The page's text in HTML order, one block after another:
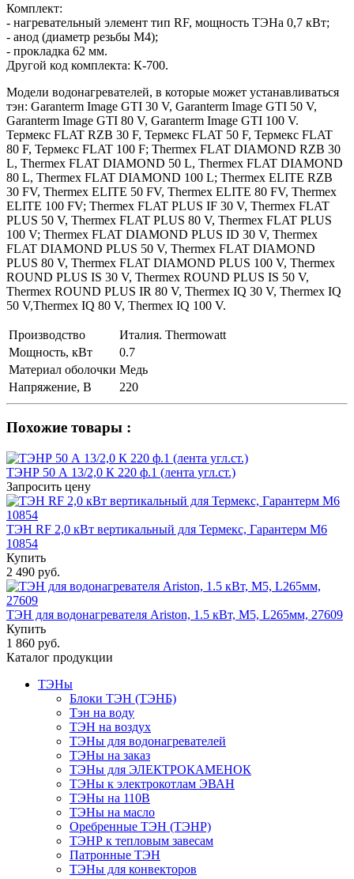
Комплект:
- нагревательный элемент тип RF, мощность ТЭНа 0,7 кВт;
- анод (диаметр резьбы M4);
- прокладка 62 мм.
Другой код комплекта: К-700.
Модели водонагревателей, в которые может устанавливаться
тэн: Garanterm Image GTI 30 V, Garanterm Image GTI 50 V,
Garanterm Image GTI 80 V, Garanterm Image GTI 100 V.
Термекс FLAT RZB 30 F, Термекс FLAT 50 F, Термекс FLAT
80 F, Термекс FLAT 100 F; Thermex FLAT DIAMOND RZB 30
L, Thermex FLAT DIAMOND 50 L, Thermex FLAT DIAMOND
80 L, Thermex FLAT DIAMOND 100 L; Thermex ELITE RZB
30 FV, Thermex ELITE 50 FV, Thermex ELITE 80 FV, Thermex
ELITE 100 FV; Thermex FLAT PLUS IF 30 V, Thermex FLAT
PLUS 50 V, Thermex FLAT PLUS 80 V, Thermex FLAT PLUS
100 V; Thermex FLAT DIAMOND PLUS ID 30 V, Thermex
FLAT DIAMOND PLUS 50 V, Thermex FLAT DIAMOND
PLUS 80 V, Thermex FLAT DIAMOND PLUS 100 V, Thermex
ROUND PLUS IS 30 V, Thermex ROUND PLUS IS 50 V,
Thermex ROUND PLUS IR 80 V, Thermex IQ 30 V, Thermex IQ
50 V,Thermex IQ 80 V, Thermex IQ 100 V.
Производство
Италия. Thermowatt
Мощность, кВт
0.7
Материал оболочки Медь
Напряжение, В
220
Похожие товары :
ТЭНР 50 А 13/2,0 К 220 ф.1 (лента угл.ст.)
Запросить цену
ТЭН RF 2,0 кВт вертикальный для Термекс, Гарантерм M6
10854
Купить
2 490 руб.
ТЭН для водонагревателя Ariston, 1.5 кВт, М5, L265мм, 27609
Купить
1 860 руб.
Каталог продукции
ТЭНы
Блоки ТЭН (ТЭНБ)
Тэн на воду
ТЭН на воздух
ТЭНы для водонагревателей
ТЭНы на заказ
ТЭНы для ЭЛЕКТРОКАМЕНОК
ТЭНы к электрокотлам ЭВАН
ТЭНы на 110В
ТЭНы на масло
Оребренные ТЭН (ТЭНР)
ТЭНР к тепловым завесам
Патронные ТЭН
ТЭНы для конвекторов